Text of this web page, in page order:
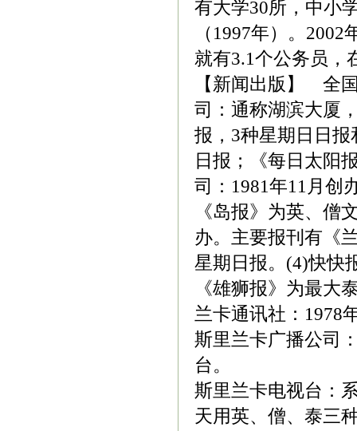
有大学30所，中小
（1997年）。
就有3.1个公务员，
【新闻出版】 全
司：通称湖滨大厦
报，3种星期日日
日报；《每日太阳
司：1981年11月创
《岛报》为英、僧
办。主要报刊有《
星期日报。(4)快快
《雄狮报》为最大
兰卡通讯社：1978
斯里兰卡广播公司
台。
斯里兰卡电视台：
天用英、僧、泰三